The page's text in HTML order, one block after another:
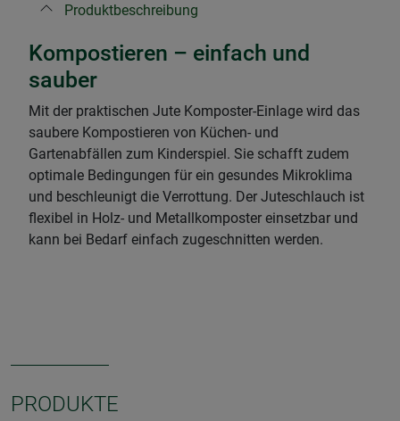
Produktbeschreibung
Kompostieren – einfach und
sauber
Mit der praktischen Jute Komposter-Einlage wird das
saubere Kompostieren von Küchen- und
Gartenabfällen zum Kinderspiel. Sie schafft zudem
optimale Bedingungen für ein gesundes Mikroklima
und beschleunigt die Verrottung. Der Juteschlauch ist
flexibel in Holz- und Metallkomposter einsetzbar und
kann bei Bedarf einfach zugeschnitten werden.
PRODUKTE